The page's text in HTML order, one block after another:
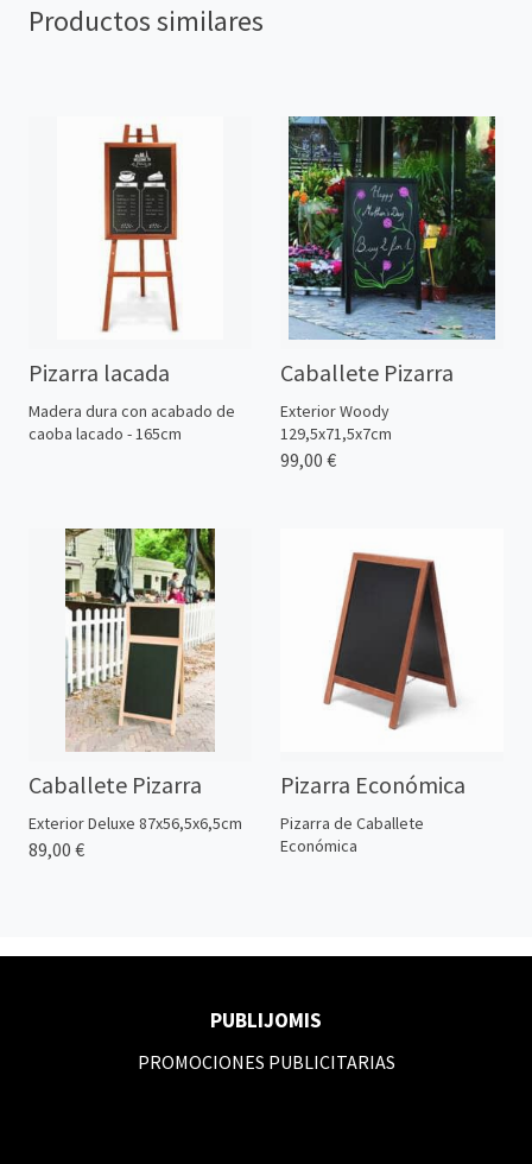
Productos similares
Pizarra lacada
Madera dura con acabado de
caoba lacado - 165cm
Caballete Pizarra
Exterior Woody
129,5x71,5x7cm
99,00 €
Caballete Pizarra
Exterior Deluxe 87x56,5x6,5cm
89,00 €
Pizarra Económica
Pizarra de Caballete
Económica
PUBLIJOMIS
PROMOCIONES PUBLICITARIAS